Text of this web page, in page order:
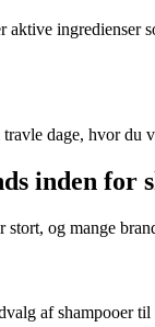
aktive ingredienser
dage, hvor du
inden for
stort, og mange
af shampooer